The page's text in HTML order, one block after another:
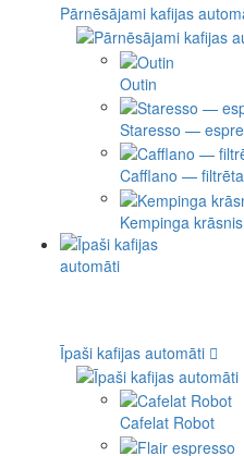
Pārnēsājami kafijas
Outin
Staresso —
Cafflano —
Kempinga krāsnis
Īpaši kafijas automāti
Cafelat Robot